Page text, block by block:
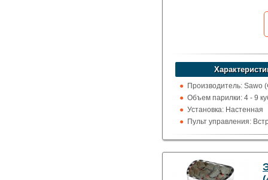
Производитель: Sawo
Объем парилки: 4 - 9
Установка: Настенная
Пульт управления:
Использование: Для